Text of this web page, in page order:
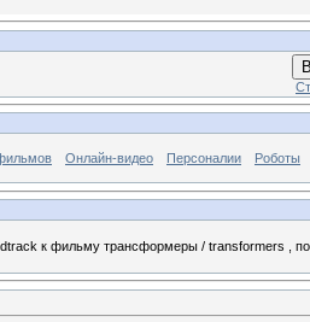
Онлайн-видео Персоналии Роботы
к фильму трансформеры / transformers ,